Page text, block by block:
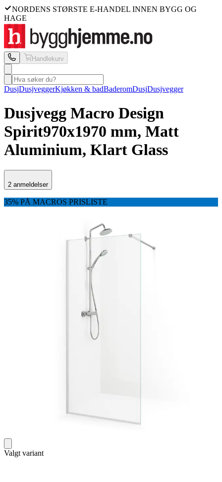
NORDENS STØRSTE E-HANDEL INNEN BYGG OG
HAGE
Handlekurv
DusjDusjveggerKjøkken & badBaderomDusjDusjvegger
Dusjvegg Macro Design
Spirit970x1970 mm, Matt
Aluminium, Klart Glass
2 anmeldelser
35% PÅ MACROS PRISLISTE
Valgt variant